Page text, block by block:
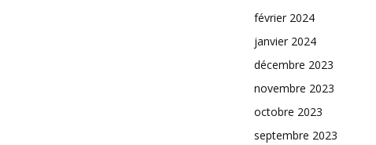
février 2024
janvier 2024
décembre 2023
novembre 2023
octobre 2023
septembre 2023